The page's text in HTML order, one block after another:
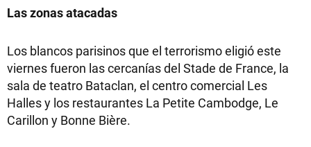
Las zonas atacadas
Los blancos parisinos que el terrorismo eligió este
viernes fueron las cercanías del Stade de France, la
sala de teatro Bataclan, el centro comercial Les
Halles y los restaurantes La Petite Cambodge, Le
Carillon y Bonne Bière.